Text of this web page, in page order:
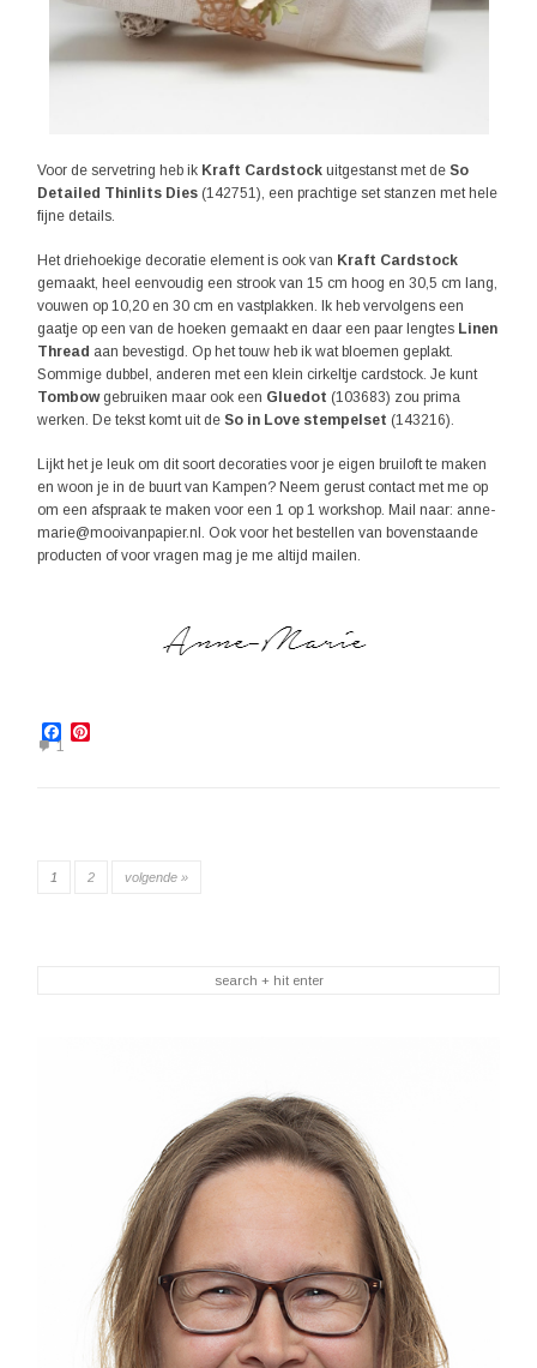
Voor de servetring heb ik Kraft Cardstock uitgestanst met de So
Detailed Thinlits Dies (142751), een prachtige set stanzen met hele
fijne details.
Het driehoekige decoratie element is ook van Kraft Cardstock
gemaakt, heel eenvoudig een strook van 15 cm hoog en 30,5 cm lang,
vouwen op 10,20 en 30 cm en vastplakken. Ik heb vervolgens een
gaatje op een van de hoeken gemaakt en daar een paar lengtes Linen
Thread aan bevestigd. Op het touw heb ik wat bloemen geplakt.
Sommige dubbel, anderen met een klein cirkeltje cardstock. Je kunt
Tombowgebruiken maar ook een Gluedot (103683) zou prima
werken. De tekst komt uit de So in Love stempelset (143216).
Lijkt het je leuk om dit soort decoraties voor je eigen bruiloft te maken
en woon je in de buurt van Kampen? Neem gerust contact met me op
om een afspraak te maken voor een 1 op 1 workshop. Mail naar: anne-
marie@mooivanpapier.nl. Ook voor het bestellen van bovenstaande
producten of voor vragen mag je me altijd mailen.
Facebook
1
1 2 volgende »